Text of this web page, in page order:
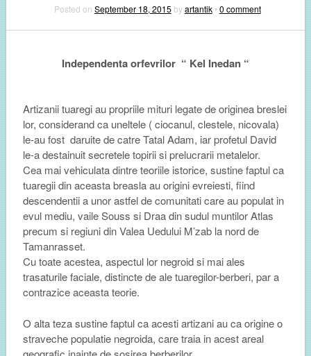
Posted on September 18, 2015 byartantik•0 comment
Independenta orfevrilor “ Kel Inedan “
Artizanii tuaregi au propriile mituri legate de originea breslei
lor, considerand ca uneltele ( ciocanul, clestele, nicovala)
le-au fost daruite decatre Tatal Adam, iar profetul David
le-a destainuit secretele topirii si prelucrarii metalelor.
Cea mai vehiculata dintre teoriile istorice, sustine faptul ca
tuaregii din aceasta breasla au origini evreiesti, fiind
descendentiia unor astfel de comunitati care au populat in
evul mediu, vaile Souss si Draadin sudul muntilor Atlas
precum si regiunidin Valea Uedului M’zab la nord de
Tamanrasset.
Cu toate acestea, aspectul lor negroid si mai ales
trasaturile faciale, distincte de ale tuaregilor-berberi, par a
contrazice aceasta teorie.
O alta teza sustine faptul ca acesti artizani au ca origine o
straveche populatie negroida, care traia in acest areal